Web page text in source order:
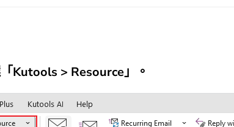
Kutools > Resource」。